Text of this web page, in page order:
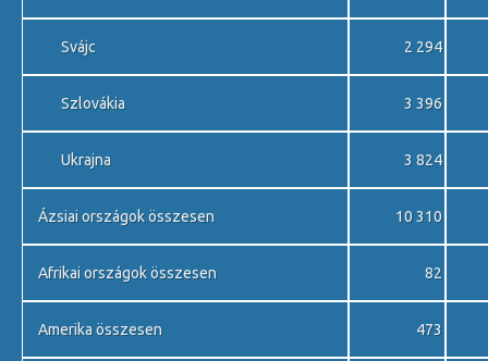
Svájc 2 294
Szlovákia 3 396
Ukrajna 3 824
Ázsiai országok összesen 10 310
Afrikai országok összesen 82
Amerika összesen 473